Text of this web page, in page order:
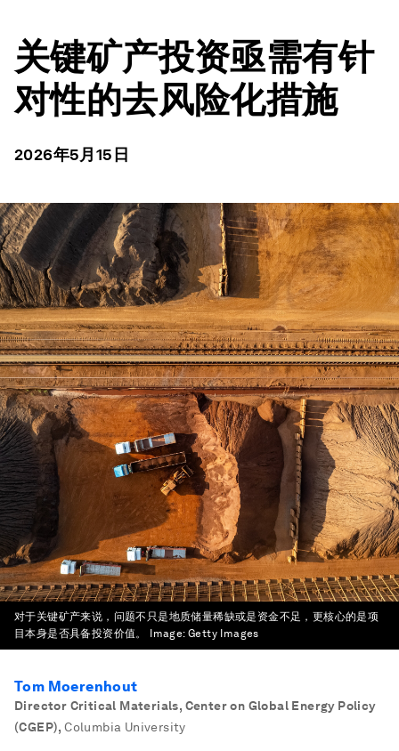
关键矿产投资亟需有针
对性的去风险化措施
2026年5月15日
对于关键矿产来说，问题不只是地质储量稀缺或是资金不足，更核心的是项
目本身是否具备投资价值。
Image:Getty Images
Tom Moerenhout
Director Critical Materials, Center on Global Energy Policy
(CGEP), Columbia University